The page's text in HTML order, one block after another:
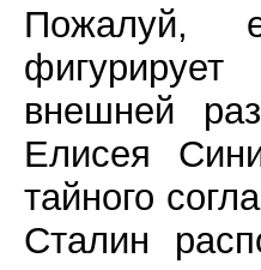
Пожалуй,
внешней
Елисея
тайного
Сталин